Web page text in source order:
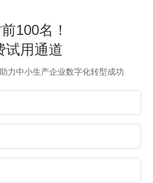
100名！
试用通道
力中小生产企业数字化转型成功